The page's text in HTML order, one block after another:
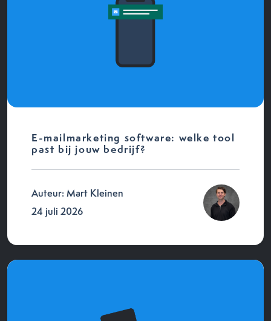
E-mailmarketing software: welke tool
past bij jouw bedrijf?
Auteur: Mart Kleinen
24 juli 2026